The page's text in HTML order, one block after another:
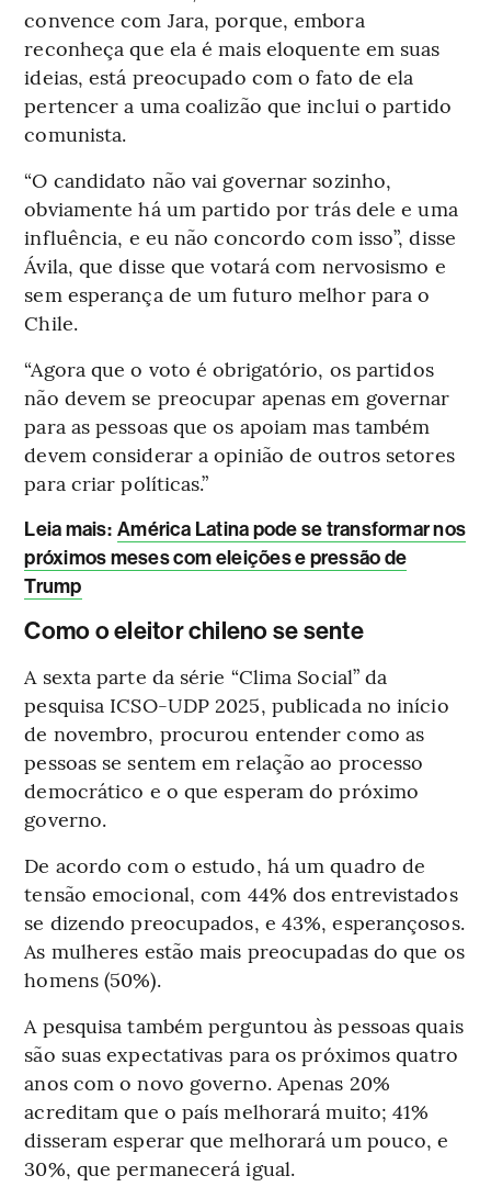
convence com Jara, porque, embora
reconheça que ela é mais eloquente em suas
ideias, está preocupado com o fato de ela
pertencer a uma coalizão que inclui o partido
comunista.
“O candidato não vai governar sozinho,
obviamente há um partido por trás dele e uma
influência, e eu não concordo com isso”, disse
Ávila, que disse que votará com nervosismo e
sem esperança de um futuro melhor para o
Chile.
“Agora que o voto é obrigatório, os partidos
não devem se preocupar apenas em governar
para as pessoas que os apoiam mas também
devem considerar a opinião de outros setores
para criar políticas.”
Leia mais: América Latina pode se transformar nos
próximos meses com eleições e pressão de
Trump
Como o eleitor chileno se sente
A sexta parte da série “Clima Social” da
pesquisa ICSO-UDP 2025, publicada no início
de novembro, procurou entender como as
pessoas se sentem em relação ao processo
democrático e o que esperam do próximo
governo.
De acordo com o estudo, há um quadro de
tensão emocional, com 44% dos entrevistados
se dizendo preocupados, e 43%, esperançosos.
As mulheres estão mais preocupadas do que os
homens (50%).
A pesquisa também perguntou às pessoas quais
são suas expectativas para os próximos quatro
anos com o novo governo. Apenas 20%
acreditam que o país melhorará muito; 41%
disseram esperar que melhorará um pouco, e
30%, que permanecerá igual.